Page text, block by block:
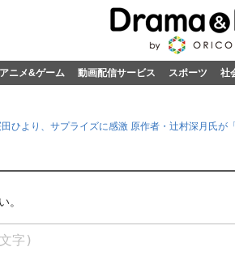
アニメ&ゲーム 動画配信サービス スポーツ 社
ひより、サプライズに感激 原作者・辻村深月氏が
。